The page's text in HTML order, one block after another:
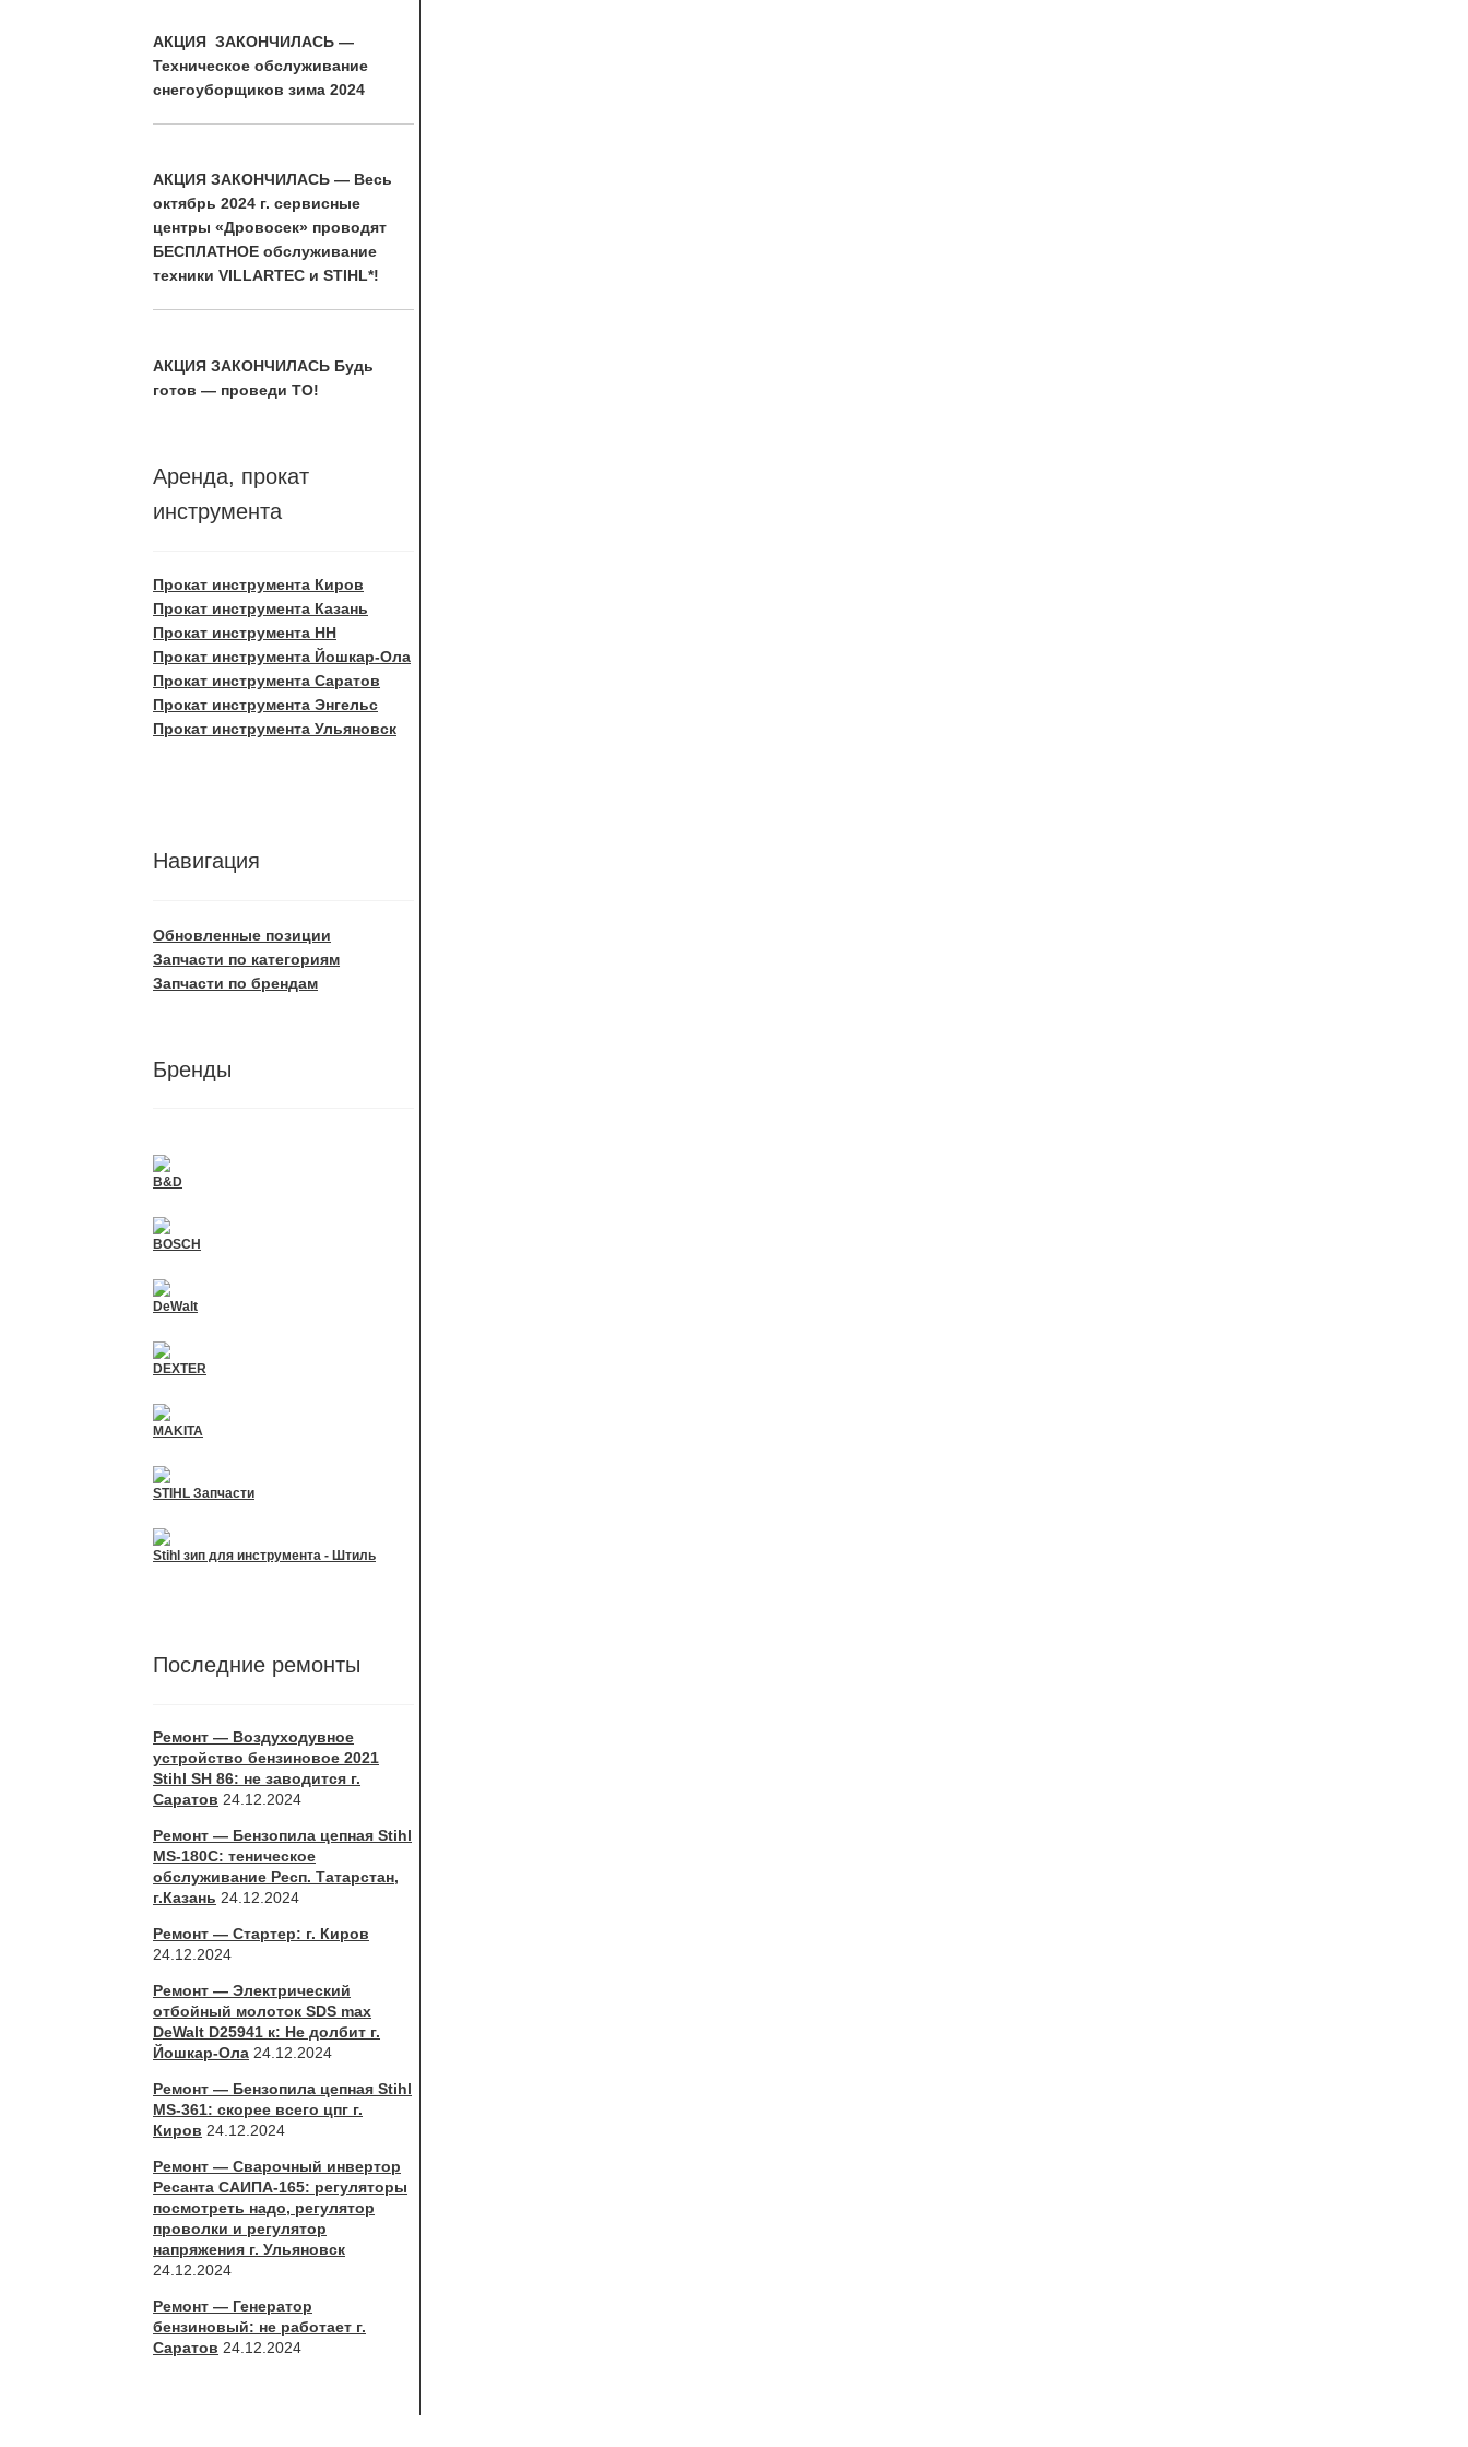
АКЦИЯ ЗАКОНЧИЛАСЬ —
Техническое обслуживание
снегоуборщиков зима 2024
АКЦИЯ ЗАКОНЧИЛАСЬ — Весь
октябрь 2024 г. сервисные
центры «Дровосек» проводят
БЕСПЛАТНОЕ обслуживание
техники VILLARTEC и STIHL*!
АКЦИЯ ЗАКОНЧИЛАСЬ Будь
готов — проведи ТО!
Аренда, прокат
инструмента
Прокат инструмента Киров
Прокат инструмента Казань
Прокат инструмента НН
Прокат инструмента Йошкар-Ола
Прокат инструмента Саратов
Прокат инструмента Энгельс
Прокат инструмента Ульяновск
Навигация
Обновленные позиции
Запчасти по категориям
Запчасти по брендам
Бренды
B&D
BOSCH
DeWalt
DEXTER
MAKITA
STIHL Запчасти
Stihl зип для инструмента - Штиль
Последние ремонты
Ремонт — Воздуходувное
устройство бензиновое 2021
Stihl SH 86: не заводится г.
Саратов 24.12.2024
Ремонт — Бензопила цепная Stihl
MS-180С: теническое
обслуживание Респ. Татарстан,
г.Казань 24.12.2024
Ремонт — Стартер: г. Киров
24.12.2024
Ремонт — Электрический
отбойный молоток SDS max
DeWalt D25941 к: Не долбит г.
Йошкар-Ола 24.12.2024
Ремонт — Бензопила цепная Stihl
MS-361: скорее всего цпг г.
Киров 24.12.2024
Ремонт — Сварочный инвертор
Ресанта САИПА-165: регуляторы
посмотреть надо, регулятор
проволки и регулятор
напряжения г. Ульяновск
24.12.2024
Ремонт — Генератор
бензиновый: не работает г.
Саратов 24.12.2024